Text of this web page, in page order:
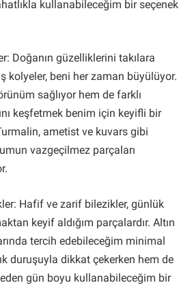
kullanabileceğim bir seçenek
Doğanın güzelliklerini takılara
kolyeler, beni her zaman büyülüyor.
sağlıyor hem de farklı
keşfetmek benim için keyifli bir
ametist ve kuvars gibi
vazgeçilmez parçaları
Hafif ve zarif bilezikler, günlük
keyif aldığım parçalardır. Altın
tercih edebileceğim minimal
duruşuyla dikkat çekerken hem de
gün boyu kullanabileceğim bir